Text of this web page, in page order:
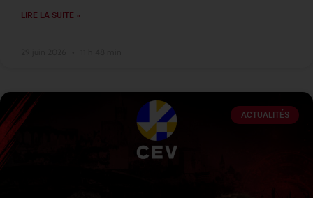
LIRE LA SUITE »
ACTUALITÉS